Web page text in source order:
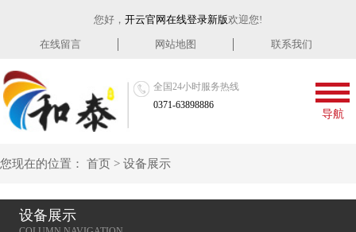
您好， 开云官网在线登录新版欢迎您!
在线留言 网站地图 联系我们
全国24小时服务热线
0371-63898886
导航
您现在的位置： 首页 > 设备展示
设备展示